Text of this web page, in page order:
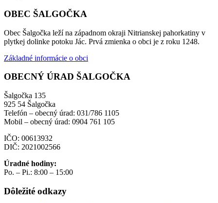
OBEC ŠALGOČKA
Obec Šalgočka leží na západnom okraji Nitrianskej pahorkatiny v
plytkej dolinke potoku Jác. Prvá zmienka o obci je z roku 1248.
Základné informácie o obci
OBECNÝ ÚRAD ŠALGOČKA
Šalgočka 135
925 54 Šalgočka
Telefón – obecný úrad: 031/786 1105
Mobil – obecný úrad: 0904 761 105
IČO: 00613932
DIČ: 2021002566
Úradné hodiny:
Po. – Pi.: 8:00 – 15:00
Dôležité odkazy